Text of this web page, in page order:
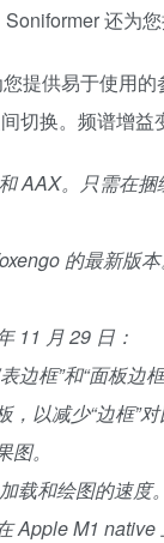
还为
提供易于使用
切换。频谱增益
AAX。只需在捆
的最新版本
11 月 29 日：
边框”和“面板边
，以减少“边框”
。
载和绘图的速度。
Apple M1 native